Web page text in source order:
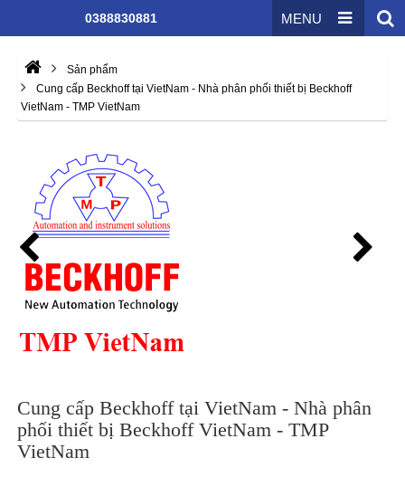
0388830881 MENU
Sản phẩm
Cung cấp Beckhoff tại VietNam - Nhà phân phối thiết bị Beckhoff
VietNam - TMP VietNam
Cung cấp Beckhoff tại VietNam - Nhà phân
phối thiết bị Beckhoff VietNam - TMP
VietNam